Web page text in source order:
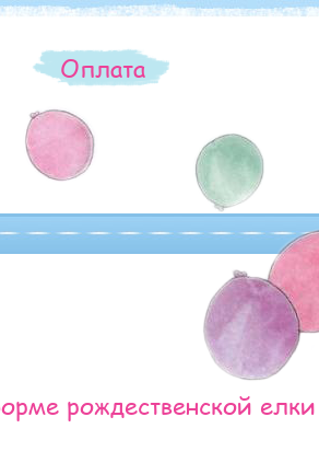
Оплата
рождественской елки